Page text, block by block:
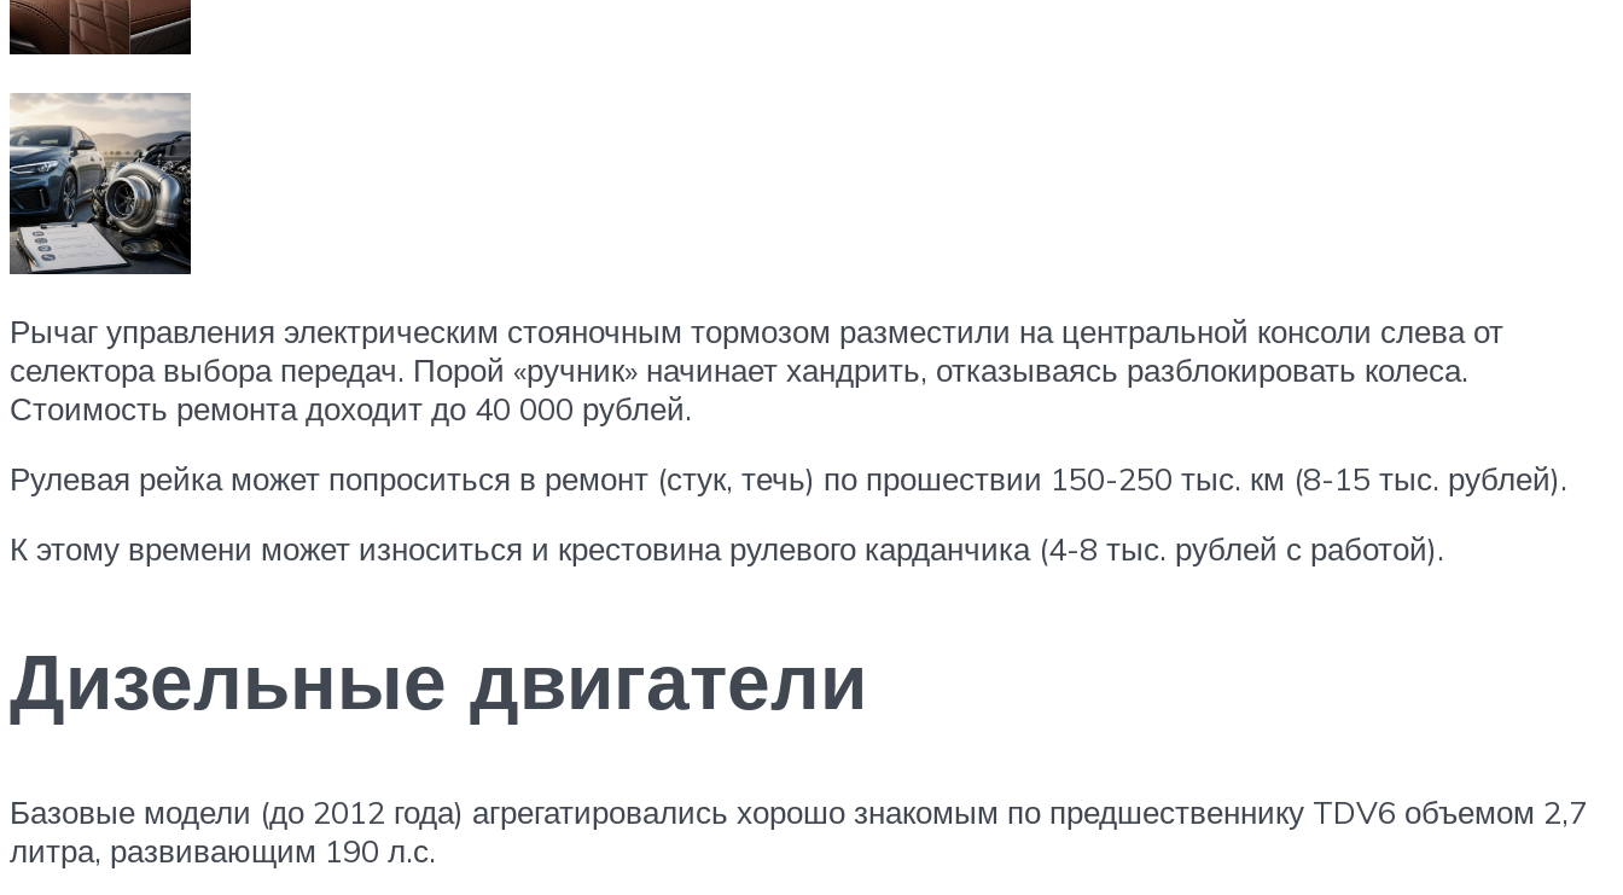
Рычаг управления электрическим стояночным тормозом разместили на центральной консоли слева от
селектора выбора передач. Порой «ручник» начинает хандрить, отказываясь разблокировать колеса.
Стоимость ремонта доходит до 40 000 рублей.
Рулевая рейка может попроситься в ремонт (стук, течь) по прошествии 150-250 тыс. км (8-15 тыс. рублей).
К этому времени может износиться и крестовина рулевого карданчика (4-8 тыс. рублей с работой).
Дизельные двигатели
Базовые модели (до 2012 года) агрегатировались хорошо знакомым по предшественнику TDV6 объемом 2,7
литра, развивающим 190 л.с.